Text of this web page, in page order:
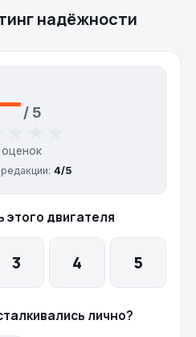
надёжности
/ 5
оценок
4/5
двигателя
3 4 5
лично?